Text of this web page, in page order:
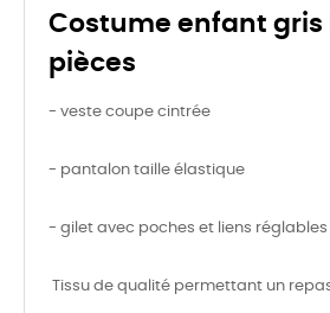
Costume enfant gris
pièces
- veste coupe cintrée
- pantalon taille élastique
- gilet avec poches et liens réglables
Tissu de qualité permettant un